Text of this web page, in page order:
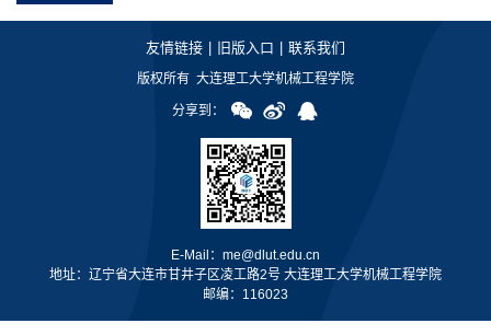
友情链接 | 旧版入口 | 联系我们
版权所有 大连理工大学机械工程学院
分享到：
E-Mail：me@dlut.edu.cn
地址：辽宁省大连市甘井子区凌工路2号 大连理工大学机械工程学院
邮编：116023